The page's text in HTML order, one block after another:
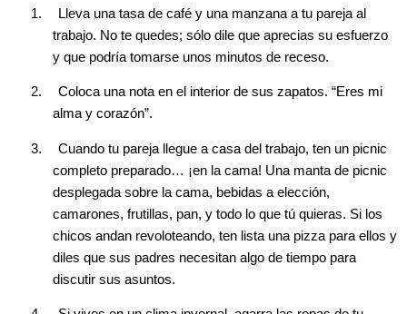
1.
Lleva una tasa de café y una manzana a tu pareja al
trabajo. No te quedes; sólo dile que aprecias su esfuerzo
y que podría tomarse unos minutos de receso.
2.
Coloca una nota en el interior de sus zapatos. “Eres mi
alma y corazón”.
3.
Cuando tu pareja llegue a casa del trabajo, ten un picnic
completo preparado… ¡en la cama! Una manta de picnic
desplegada sobre la cama, bebidas a elección,
camarones, frutillas, pan, y todo lo que tú quieras. Si los
chicos andan revoloteando, ten lista una pizza para ellos y
diles que sus padres necesitan algo de tiempo para
discutir sus asuntos.